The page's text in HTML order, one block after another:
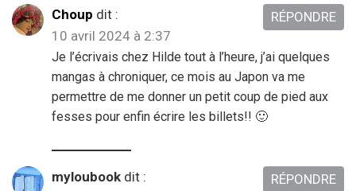
Choup dit :
10 avril 2024 à 2:37
Je l’écrivais chez Hilde tout à l’heure, j’ai quelques
mangas à chroniquer, ce mois au Japon va me
permettre de me donner un petit coup de pied aux
fesses pour enfin écrire les billets!! 🙂
RÉPONDRE
myloubook dit :
RÉPONDRE